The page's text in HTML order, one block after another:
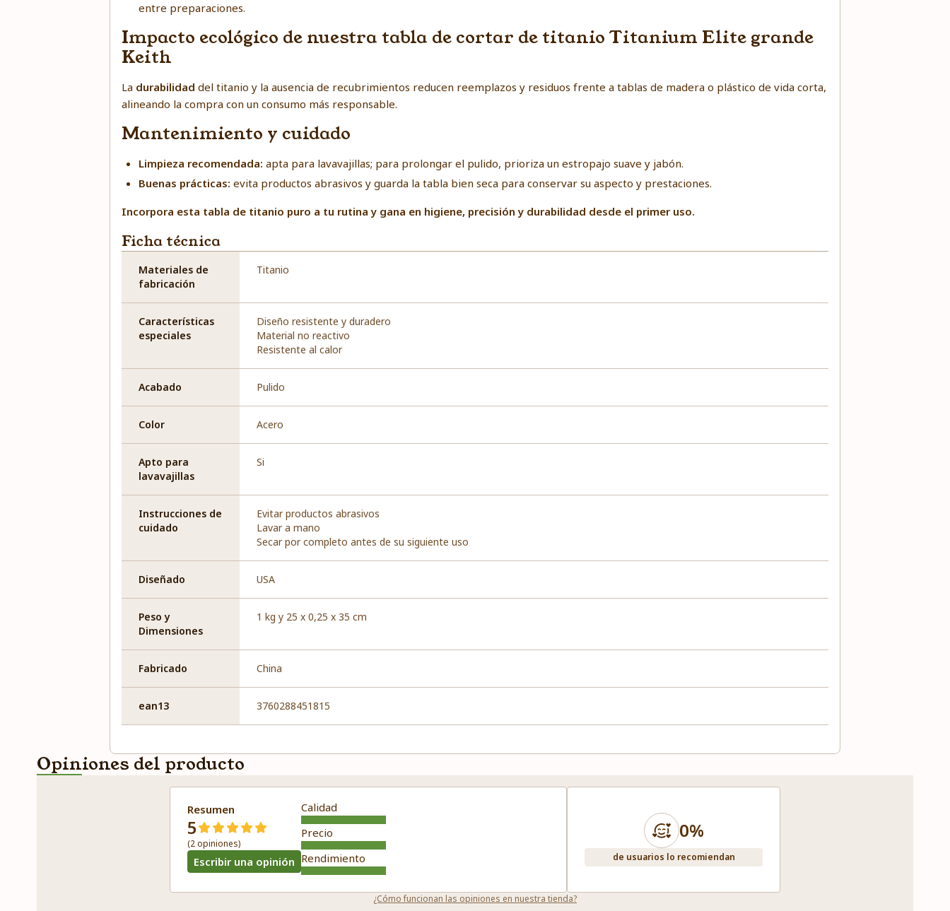
entre preparaciones.
Impacto ecológico de nuestra tabla de cortar de titanio Titanium Elite grande
Keith
La durabilidad del titanio y la ausencia de recubrimientos reducen reemplazos y residuos frente a tablas de madera o plástico de vida corta,
alineando la compra con un consumo más responsable.
Mantenimiento y cuidado
Limpieza recomendada: apta para lavavajillas; para prolongar el pulido, prioriza un estropajo suave y jabón.
Buenas prácticas: evita productos abrasivos y guarda la tabla bien seca para conservar su aspecto y prestaciones.
Incorpora esta tabla de titanio puro a tu rutina y gana en higiene, precisión y durabilidad desde el primer uso.
Ficha técnica
Materiales de
fabricación
Titanio
Características
especiales
Diseño resistente y duradero
Material no reactivo
Resistente al calor
Acabado Pulido
Color Acero
Apto para
lavavajillas
Si
Instrucciones de
cuidado
Evitar productos abrasivos
Lavar a mano
Secar por completo antes de su siguiente uso
Diseñado USA
Peso y
Dimensiones
1 kg y 25 x 0,25 x 35 cm
Fabricado China
ean13 3760288451815
Opiniones del producto
Resumen
5
(2 opiniones)
Escribir una opinión
Calidad
Precio
Rendimiento
0%
de usuarios lo recomiendan
¿Cómo funcionan las opiniones en nuestra tienda?